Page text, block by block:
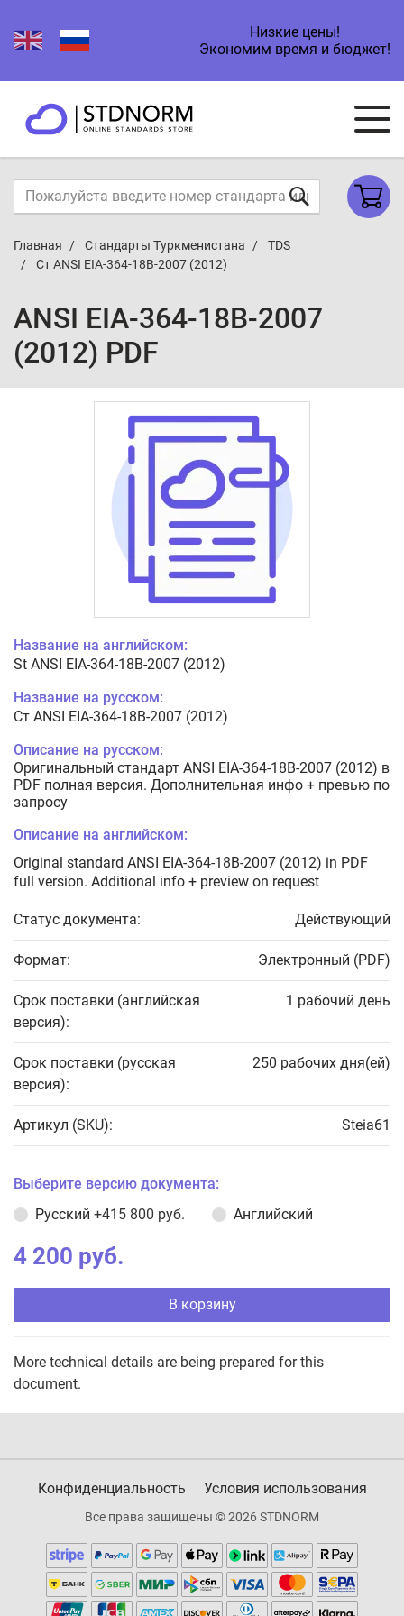
Низкие цены!
Экономим время и бюджет!
Главная Стандарты Туркменистана
TDS
Ст ANSI EIA-364-18B-2007 (2012)
ANSI EIA-364-18B-2007
(2012) PDF
Название на английском:
St ANSI EIA-364-18B-2007 (2012)
Название на русском:
Ст ANSI EIA-364-18B-2007 (2012)
Описание на русском:
Оригинальный стандарт ANSI EIA-364-18B-2007 (2012) в
PDF полная версия. Дополнительная инфо + превью по
запросу
Описание на английском:
Original standard ANSI EIA-364-18B-2007 (2012) in PDF
full version. Additional info + preview on request
Статус документа: Действующий
Формат: Электронный (PDF)
Срок поставки (английская
версия):
1 рабочий день
Срок поставки (русская
версия):
250 рабочих дня(ей)
Артикул (SKU): Steia61
Выберите версию документа:
Русский +415 800 руб. Английский
4 200 руб.
В корзину
More technical details are being prepared for this
document.
Конфиденциальность Условия использования
Все права защищены © 2026 STDNORM